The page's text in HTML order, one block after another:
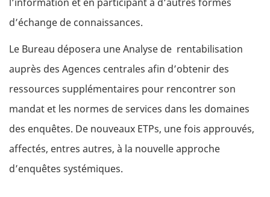
d’échange de connaissances.
Le Bureau déposera une Analyse de rentabilisation
auprès des Agences centrales afin d’obtenir des
ressources supplémentaires pour rencontrer son
mandat et les normes de services dans les domaines
des enquêtes. De nouveaux ETPs, une fois approuvés,
affectés, entres autres, à la nouvelle approche
d’enquêtes systémiques.